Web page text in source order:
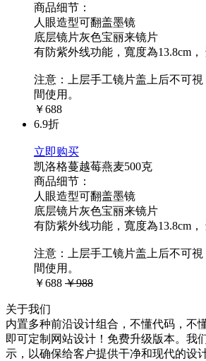
商品细节：
人眼造型可翻盖墨镜
底层镜片灰色宝丽来镜片
有防紫外线功能，寬度為13.8cm，
注意：上层手工镜片盖上后不可
間使用。
￥688
6.9折
立即购买
凯洛格蔓越莓燕麦500克
商品细节：
人眼造型可翻盖墨镜
底层镜片灰色宝丽来镜片
有防紫外线功能，寬度為13.8cm，
注意：上层手工镜片盖上后不可
間使用。
￥688 ￥988
关于我们
内置多种前沿设计组合，不懂代码，不
即可定制网站设计！免费升级版本。我
示，以确保给客户提供干净和现代的设